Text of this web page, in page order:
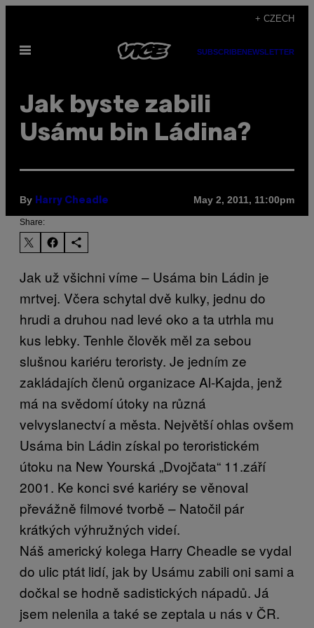
content
+ CZECH
Open
SUBSCRIBENEWSLETTER
Jak byste zabili
Usámu bin Ládina?
By Harry Cheadle May 2, 2011, 11:00pm
Share:
Jak už všichni víme – Usáma bin Ládin je
mrtvej. Včera schytal dvě kulky, jednu do
hrudi a druhou nad levé oko a ta utrhla mu
kus lebky. Tenhle člověk měl za sebou
slušnou kariéru teroristy. Je jedním ze
zakládajích členů organizace Al-Kajda, jenž
má na svědomí útoky na různá
velvyslanectví a města. Největší ohlas ovšem
Usáma bin Ládin získal po teroristickém
útoku na New Yourská „Dvojčata“ 11.září
2001. Ke konci své kariéry se věnoval
převážně filmové tvorbě – Natočil pár
krátkých výhružných videí.
Náš americký kolega Harry Cheadle se vydal
do ulic ptát lidí, jak by Usámu zabili oni sami a
dočkal se hodně sadistických nápadů. Já
jsem nelenila a také se zeptala u nás v ČR.